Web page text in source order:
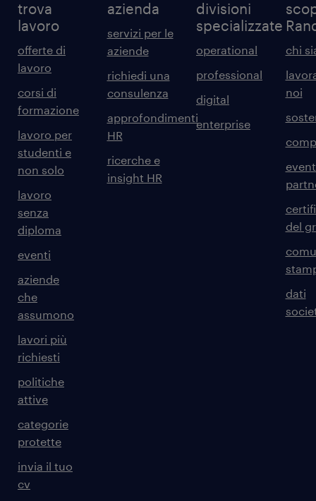
trova
lavoro
offerte di
lavoro
corsi di
formazione
lavoro per
studenti e
non solo
lavoro
senza
diploma
eventi
aziende
che
assumono
lavori più
richiesti
politiche
attive
categorie
protette
invia il tuo
cv
azienda
servizi per le
aziende
richiedi una
consulenza
approfondimenti
HR
ricerche e
insight HR
divisioni
specializzate
operational
professional
digital
enterprise
chi
noi
del
dati